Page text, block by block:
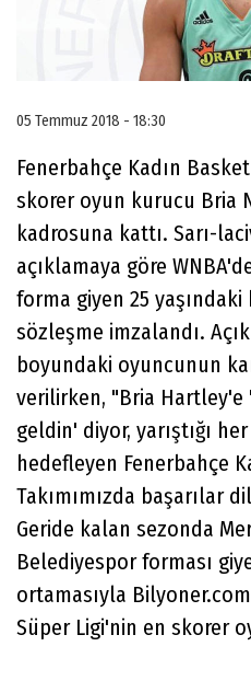
05 Temmuz 2018 - 18:30
Fenerbahçe Kadın
skorer oyun kurucu Bria
kadrosuna kattı. Sarı-
açıklamaya göre
forma giyen 25
sözleşme imzalandı.
boyundaki oyuncunun
verilirken, "Bria Hartley'e
geldin' diyor, yarıştığı
hedefleyen Fenerbahçe
Takımımızda başarılar
Geride kalan sezonda
Belediyespor forması
ortamasıyla
Süper Ligi'nin en skorer